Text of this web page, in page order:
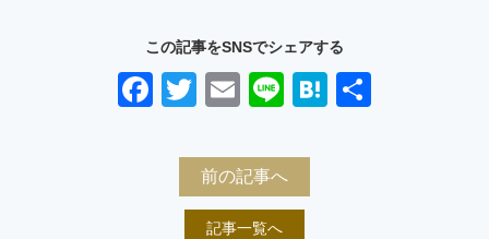
この記事をSNSでシェアする
Facebook
TwitterEmailLineHatena
前の記事へ
記事一覧へ